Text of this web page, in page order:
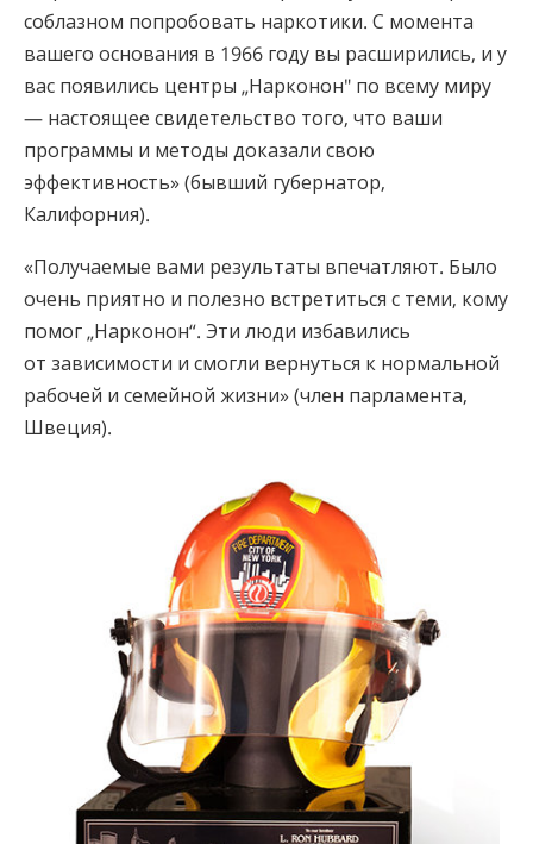
соблазном попробовать наркотики. С момента
вашего основания в 1966 году вы расширились, и у
вас появились центры „Нарконон" по всему миру
— настоящее свидетельство того, что ваши
программы и методы доказали свою
эффективность» (бывший губернатор,
Калифорния).
«Получаемые вами результаты впечатляют. Было
очень приятно и полезно встретиться с теми, кому
помог „Нарконон“. Эти люди избавились
от зависимости и смогли вернуться к нормальной
рабочей и семейной жизни» (член парламента,
Швеция).